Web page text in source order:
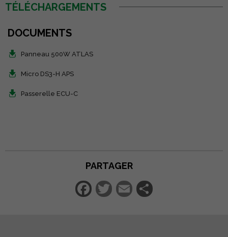
TÉLÉCHARGEMENTS
DOCUMENTS
Panneau 500W ATLAS
Micro DS3-H APS
Passerelle ECU-C
PARTAGER
Facebook
Twitter
Email